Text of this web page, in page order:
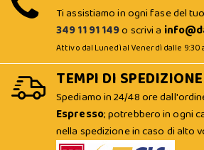
Ti assistiamo in ogni fase del
349 11 91 149o scrivi a
Attivo dal Lunedì al Venerdì dalle 9:30
TEMPI DI SPEDIZIONE
Spediamo in 24/48 ore
Espresso; potrebbero in ogni
nella spedizione in caso di alto